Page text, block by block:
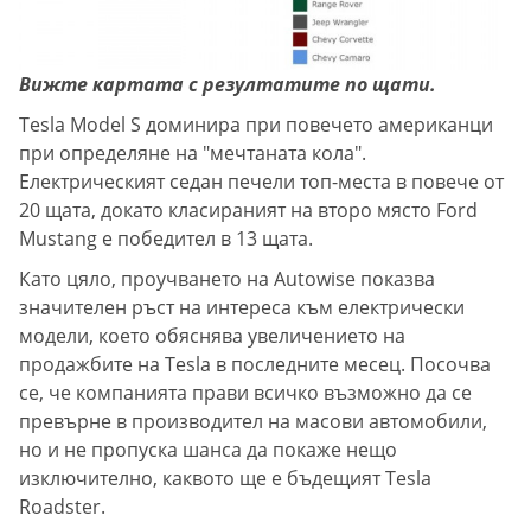
Вижте картата с резултатите по щати.
Tesla Model S доминира при повечето американци
при определяне на "мечтаната кола".
Електрическият седан печели топ-места в повече от
20 щата, докато класираният на второ място Ford
Mustang е победител в 13 щата.
Като цяло, проучването на Autowise показва
значителен ръст на интереса към електрически
модели, което обяснява увеличението на
продажбите на Tesla в последните месец. Посочва
се, че компанията прави всичко възможно да се
превърне в производител на масови автомобили,
но и не пропуска шанса да покаже нещо
изключително, каквото ще е бъдещият Tesla
Roadster.